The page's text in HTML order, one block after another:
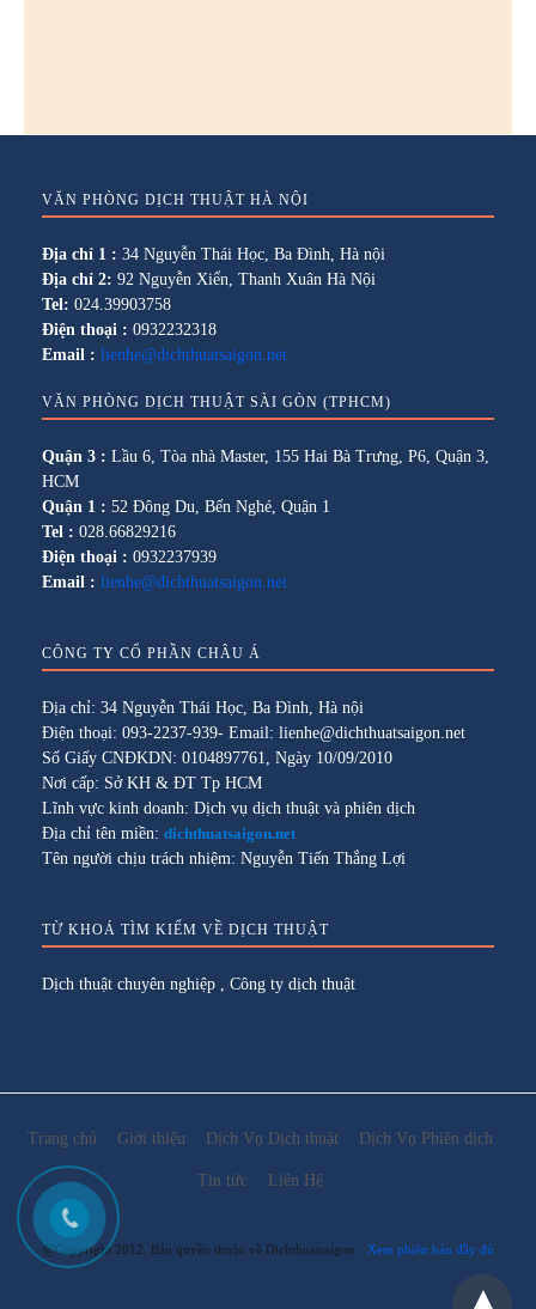
VĂN PHÒNG DỊCH THUẬT HÀ NỘI
Địa chỉ 1 : 34 Nguyễn Thái Học, Ba Đình, Hà nội
Địa chỉ 2: 92 Nguyễn Xiển, Thanh Xuân Hà Nội
Tel: 024.39903758
Điện thoại : 0932232318
Email : lienhe@dichthuatsaigon.net
VĂN PHÒNG DỊCH THUẬT SÀI GÒN (TPHCM)
Quận 3 : Lầu 6, Tòa nhà Master, 155 Hai Bà Trưng, P6, Quận 3,
HCM
Quận 1 : 52 Đông Du, Bến Nghé, Quận 1
Tel : 028.66829216
Điện thoại : 0932237939
Email : lienhe@dichthuatsaigon.net
CÔNG TY CỔ PHẦN CHÂU Á
Địa chỉ: 34 Nguyễn Thái Học, Ba Đình, Hà nội
Điện thoại: 093-2237-939- Email: lienhe@dichthuatsaigon.net
Số Giấy CNĐKDN: 0104897761, Ngày 10/09/2010
Nơi cấp: Sở KH & ĐT Tp HCM
Lĩnh vực kinh doanh: Dịch vụ dịch thuật và phiên dịch
Địa chỉ tên miền: dichthuatsaigon.net
Tên người chịu trách nhiệm: Nguyễn Tiến Thắng Lợi
TỪ KHOÁ TÌM KIẾM VỀ DỊCH THUẬT
Dịch thuật chuyên nghiệp , Công ty dịch thuật
Trang chủ Giới thiệu Dịch Vụ Dịch thuật Dịch Vụ Phiên dịch
Tin tức Liên Hệ
@Copyright 2012. Bản quyền thuộc về Dichthuatsaigon Xem phiên bản đầy đủ